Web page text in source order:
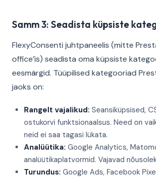
Samm 3: Seadista küpsiste
FlexyConsenti juhtpaneelis (mitte
office’is) seadista oma küpsiste
eesmärgid. Tüüpilised kategooriad
jaoks on:
Rangelt vajalikud: Seansiküpsised,
ostukorvi funktsionaalsus. Need on
neid ei saa tagasi lükata.
Analüütika: Google Analytics,
analüütikaplatvormid. Vajavad
Turundus: Google Ads, Facebook